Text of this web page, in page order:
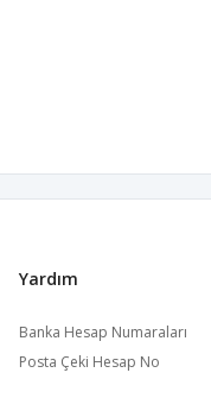
Yardım
Banka Hesap Numaraları
Posta Çeki Hesap No